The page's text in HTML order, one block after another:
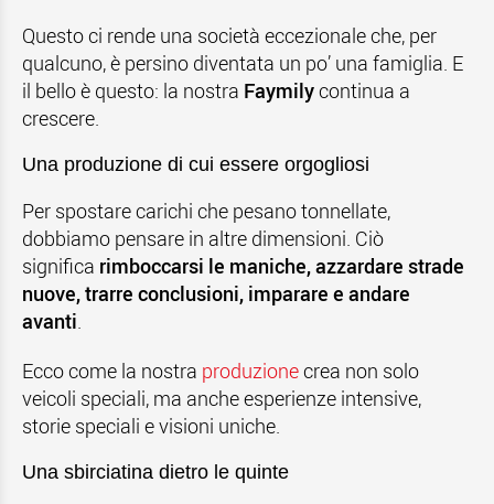
Questo ci rende una società eccezionale che, per
qualcuno, è persino diventata un po’ una famiglia. E
il bello è questo: la nostra Faymilycontinua a
crescere.
Una produzione di cui essere orgogliosi
Per spostare carichi che pesano tonnellate,
dobbiamo pensare in altre dimensioni. Ciò
significa rimboccarsi le maniche, azzardare strade
nuove, trarre conclusioni, imparare e andare
avanti.
Ecco come la nostra produzionecrea non solo
veicoli speciali, ma anche esperienze intensive,
storie speciali e visioni uniche.
Una sbirciatina dietro le quinte